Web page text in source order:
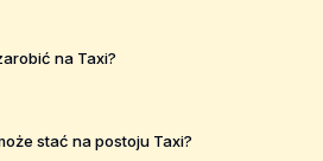
na Taxi?
stać na postoju Taxi?